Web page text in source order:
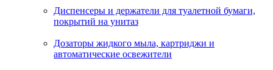
Диспенсеры и держатели для туалетной бумаги,
покрытий на унитаз
Дозаторы жидкого мыла, картриджи и
автоматические освежители